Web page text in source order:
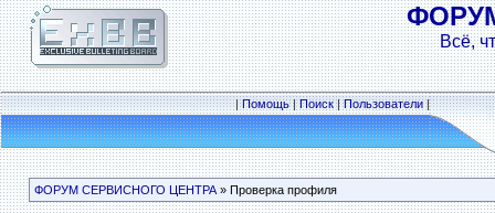
Всё,
|Помощь|Поиск|Пользователи|
ФОРУМ СЕРВИСНОГО ЦЕНТРА» Проверка профиля